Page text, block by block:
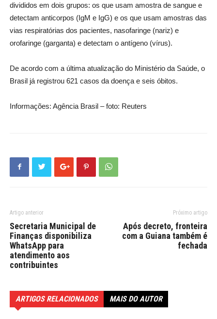
divididos em dois grupos: os que usam amostra de sangue e
detectam anticorpos (IgM e IgG) e os que usam amostras das
vias respiratórias dos pacientes, nasofaringe (nariz) e
orofaringe (garganta) e detectam o antígeno (vírus).
De acordo com a última atualização do Ministério da Saúde, o
Brasil já registrou 621 casos da doença e seis óbitos.
Informações: Agência Brasil – foto: Reuters
Artigo anterior
Secretaria Municipal de
Finanças disponibiliza
WhatsApp para
atendimento aos
contribuintes
Próximo artigo
Após decreto, fronteira
com a Guiana também é
fechada
ARTIGOS RELACIONADOS MAIS DO AUTOR